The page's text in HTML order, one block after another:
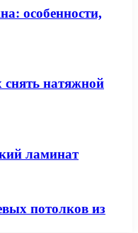
особенности,
натяжной
ламинат
потолков из